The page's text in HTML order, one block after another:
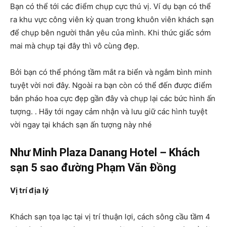
Bạn có thể tới các điểm chụp cực thú vị. Ví dụ bạn có thể
ra khu vực công viên kỳ quan trong khuôn viên khách sạn
để chụp bên người thân yêu của mình. Khi thức giấc sớm
mai mà chụp tại đây thì vô cùng đẹp.
Bởi bạn có thể phóng tầm mắt ra biển và ngắm bình minh
tuyệt vời nơi đây. Ngoài ra bạn còn có thể đến được điểm
bắn pháo hoa cực đẹp gần đây và chụp lại các bức hình ấn
tượng. . Hãy tới ngay cảm nhận và lưu giữ các hình tuyệt
vời ngay tại khách sạn ấn tượng này nhé
Như Minh Plaza Danang Hotel – Khách
sạn 5 sao đường Phạm Văn Đồng
Vị trí địa lý
Khách sạn tọa lạc tại vị trí thuận lợi, cách sông cầu tầm 4